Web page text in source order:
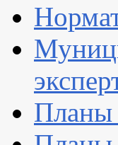
Планы